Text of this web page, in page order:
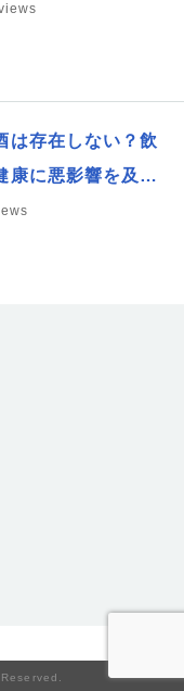
は存在しない？飲
康に悪影響を及…